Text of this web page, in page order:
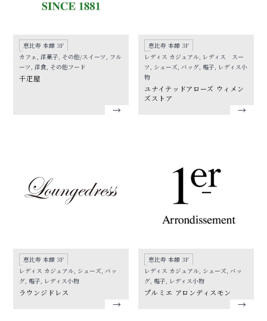
恵比寿 本館 3F
カフェ, 洋菓子, その他/スイーツ, フル
ーツ, 洋食, その他フード
千疋屋
恵比寿 本館 3F
レディス カジュアル, レディス スー
ツ, シューズ, バッグ, 帽子, レディス小
物
ユナイテッドアローズ ウィメン
ズストア
恵比寿 本館 3F
レディス カジュアル, シューズ, バッ
グ, 帽子, レディス小物
ラウンジドレス
恵比寿 本館 3F
レディス カジュアル, シューズ, バッ
グ, 帽子, レディス小物
プルミエ アロンディスモン